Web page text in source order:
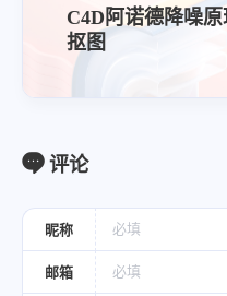
C4D阿诺德降噪
抠图
评论
昵称
邮箱